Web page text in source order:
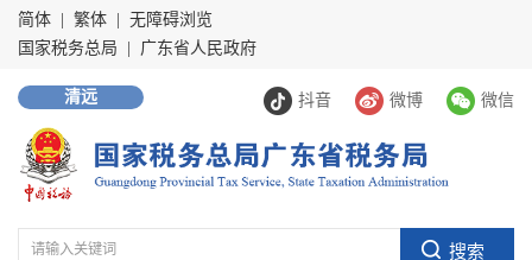
简体 繁体
无障碍浏览
国家税务总局
广东省人民政府
抖音 微博 微信
清远